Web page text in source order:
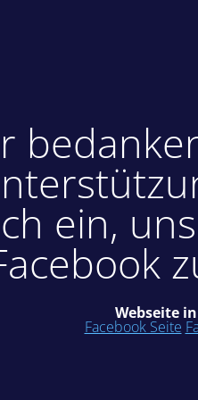
ein,
Webseite
Facebook Seite